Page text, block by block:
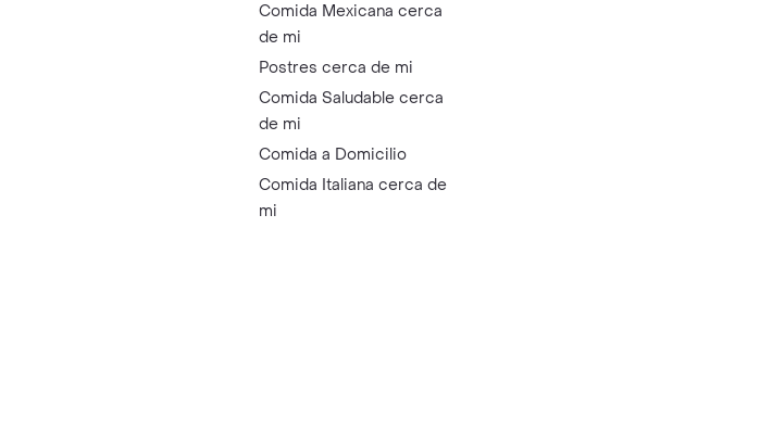
Comida Mexicana cerca
de mi
Postres cerca de mi
Comida Saludable cerca
de mi
Comida a Domicilio
Comida Italiana cerca de
mi